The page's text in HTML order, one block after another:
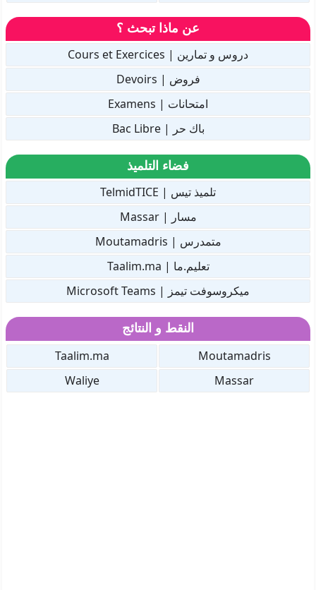
عن ماذا تبحث ؟
دروس و تمارين | Cours et Exercices
فروض | Devoirs
امتحانات | Examens
باك حر | Bac Libre
فضاء التلميذ
تلميذ تيس | TelmidTICE
مسار | Massar
متمدرس | Moutamadris
تعليم.ما | Taalim.ma
ميكروسوفت تيمز | Microsoft Teams
النقط و النتائج
Moutamadris
Taalim.ma
Massar
Waliye